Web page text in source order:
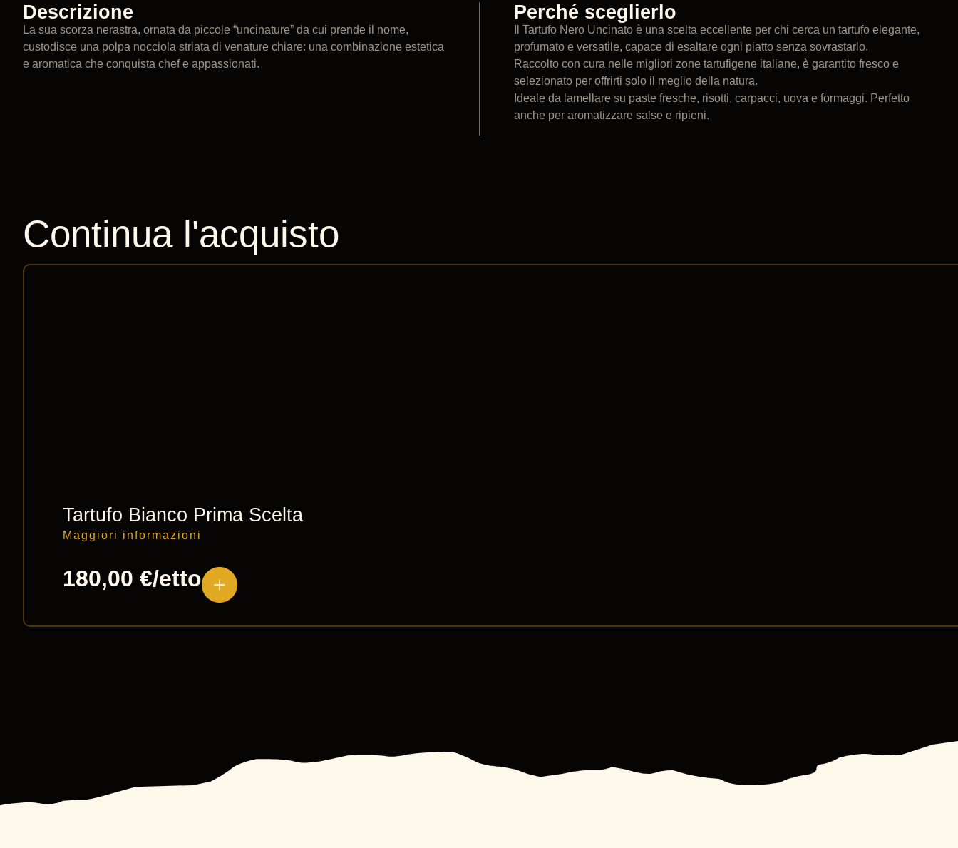
Descrizione
La sua scorza nerastra, ornata da piccole “uncinature” da cui prende il nome,
custodisce una polpa nocciola striata di venature chiare: una combinazione estetica
e aromatica che conquista chef e appassionati.
Perché sceglierlo
Il Tartufo Nero Uncinato è una scelta eccellente per chi cerca un tartufo elegante,
profumato e versatile, capace di esaltare ogni piatto senza sovrastarlo.
Raccolto con cura nelle migliori zone tartufigene italiane, è garantito fresco e
selezionato per offrirti solo il meglio della natura.
Ideale da lamellare su paste fresche, risotti, carpacci, uova e formaggi. Perfetto
anche per aromatizzare salse e ripieni.
Continua l'acquisto
Tartufo Bianco Prima Scelta
Maggiori informazioni
180,00 €/etto